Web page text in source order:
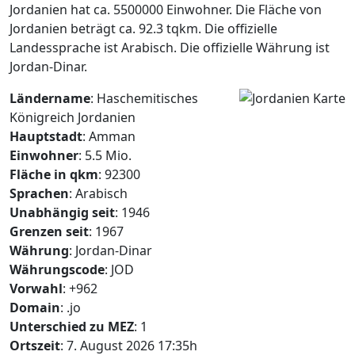
Jordanien hat ca. 5500000 Einwohner. Die Fläche von
Jordanien beträgt ca. 92.3 tqkm. Die offizielle
Landessprache ist Arabisch. Die offizielle Währung ist
Jordan-Dinar.
Ländername: Haschemitisches
Königreich Jordanien
Hauptstadt: Amman
Einwohner: 5.5 Mio.
Fläche in qkm: 92300
Sprachen: Arabisch
Unabhängig seit: 1946
Grenzen seit: 1967
Währung: Jordan-Dinar
Währungscode: JOD
Vorwahl: +962
Domain: .jo
Unterschied zu MEZ: 1
Ortszeit: 7. August 2026 17:35h